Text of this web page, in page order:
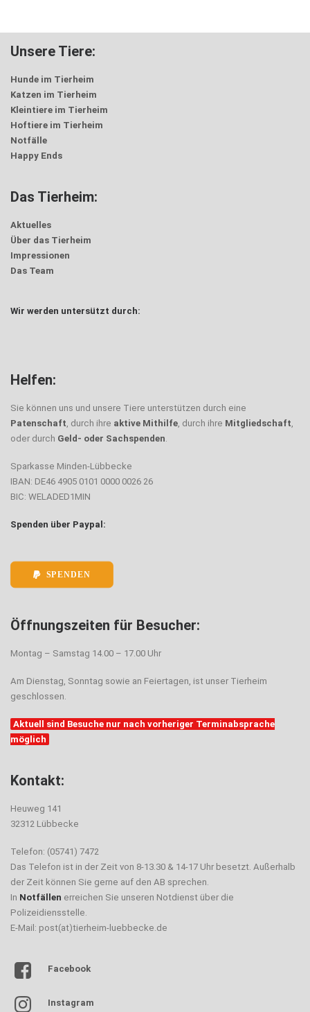
Unsere Tiere:
Hunde im Tierheim
Katzen im Tierheim
Kleintiere im Tierheim
Hoftiere im Tierheim
Notfälle
Happy Ends
Das Tierheim:
Aktuelles
Über das Tierheim
Impressionen
Das Team
Wir werden untersützt durch:
Helfen:
Sie können uns und unsere Tiere unterstützen durch eine
Patenschaft, durch ihre aktive Mithilfe, durch ihre Mitgliedschaft,
oder durch Geld- oder Sachspenden.
Sparkasse Minden-Lübbecke
IBAN: DE46 4905 0101 0000 0026 26
BIC: WELADED1MIN
Spenden über Paypal:
SPENDEN
Öffnungszeiten für Besucher:
Montag – Samstag 14.00 – 17.00 Uhr
Am Dienstag, Sonntag sowie an Feiertagen, ist unser Tierheim
geschlossen.
Aktuell sind Besuche nur nach vorheriger Terminabsprache
möglich
Kontakt:
Heuweg 141
32312 Lübbecke
Telefon: (05741) 7472
Das Telefon ist in der Zeit von 8-13.30 & 14-17 Uhr besetzt. Außerhalb
der Zeit können Sie gerne auf den AB sprechen.
In Notfällen erreichen Sie unseren Notdienst über die
Polizeidiensstelle.
E-Mail: post(at)tierheim-luebbecke.de
Facebook
Instagram